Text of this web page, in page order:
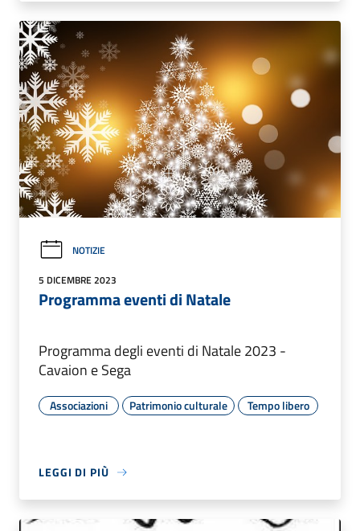
NOTIZIE
5 DICEMBRE 2023
Programma eventi di Natale
Programma degli eventi di Natale 2023 -
Cavaion e Sega
Associazioni Patrimonio culturale Tempo libero
LEGGI DI PIÙ